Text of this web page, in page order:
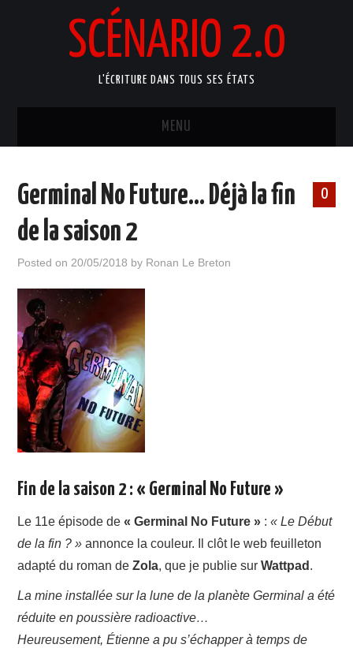
SCÉNARIO 2.0
L'ÉCRITURE DANS TOUS SES ÉTATS
MENU
ATELIERS ARTISTIQUES
BLOG
PORTFOLIO
A PROPOS
CONTACT
0
Germinal No Future… Déjà la fin
de la saison 2
Posted on 20/05/2018 by Ronan Le Breton
Fin de la saison 2 : « Germinal No Future »
Le 11e épisode de« Germinal No Future » :« Le Début
de la fin ? » annonce la couleur. Il clôt le web feuilleton
adapté du roman deZola, que je publie surWattpad .
La mine installée sur la lune de la planète Germinal a été
réduite en poussière radioactive…
Heureusement, Étienne a pu s’échapper à temps de